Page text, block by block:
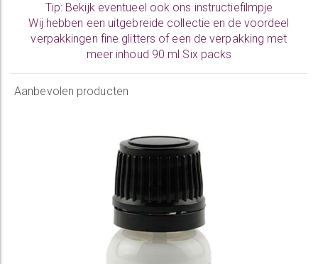
Tip: Bekijk eventueel ook ons instructiefilmpje
Wij hebben een uitgebreide collectie en de voordeel
verpakkingen fine glitters of een de verpakking met
meer inhoud 90 ml Six packs
Aanbevolen producten